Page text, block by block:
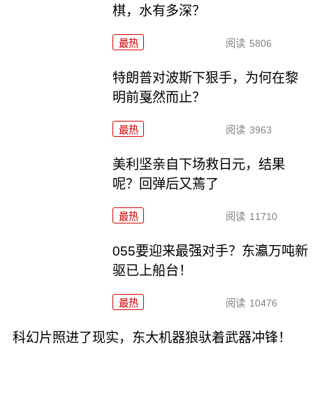
棋，水有多深？
最热 阅读 5806
特朗普对波斯下狠手，为何在黎
明前戛然而止？
最热 阅读 3963
美利坚亲自下场救日元，结果
呢？回弹后又蔫了
最热 阅读 11710
055要迎来最强对手？东瀛万吨新
驱已上船台！
最热 阅读 10476
科幻片照进了现实，东大机器狼驮着武器冲锋！